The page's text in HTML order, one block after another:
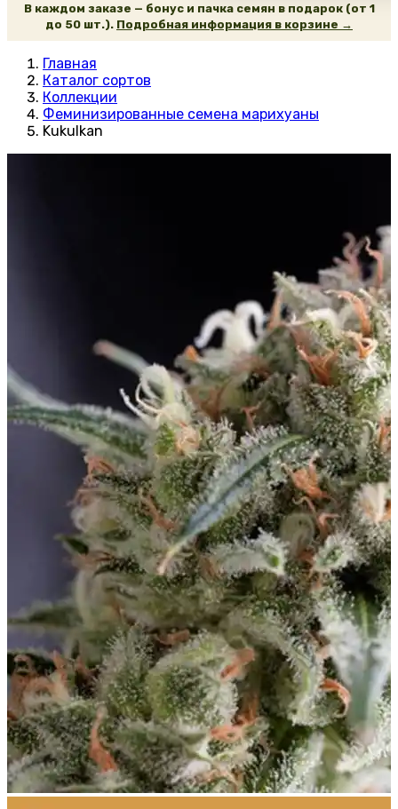
В каждом заказе — бонус и пачка семян в подарок (от 1
до 50 шт.). Подробная информация в корзине →
Главная
Каталог сортов
Коллекции
Феминизированные семена марихуаны
Kukulkan